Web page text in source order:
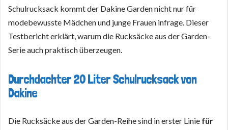
Schulrucksack kommt der Dakine Garden nicht nur für
modebewusste Mädchen und junge Frauen infrage. Dieser
Testbericht erklärt, warum die Rucksäcke aus der Garden-
Serie auch praktisch überzeugen.
Durchdachter 20 Liter Schulrucksack von
Dakine
Die Rucksäcke aus der Garden-Reihe sind in erster Linie für